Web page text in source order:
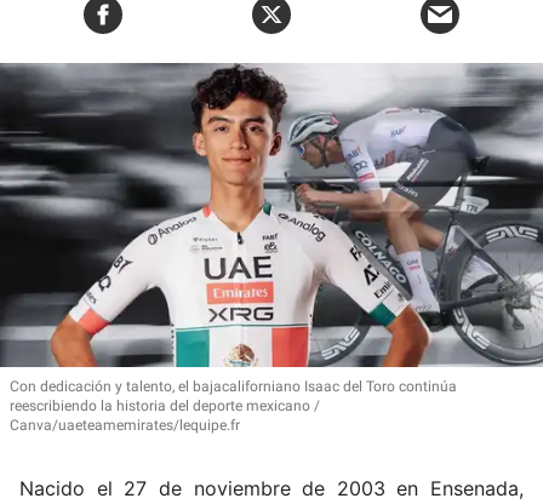
Con dedicación y talento, el bajacaliforniano Isaac del Toro continúa
reescribiendo la historia del deporte mexicano
Canva/uaeteamemirates/lequipe.fr
Nacido el 27 de noviembre de 2003 en Ensenada,